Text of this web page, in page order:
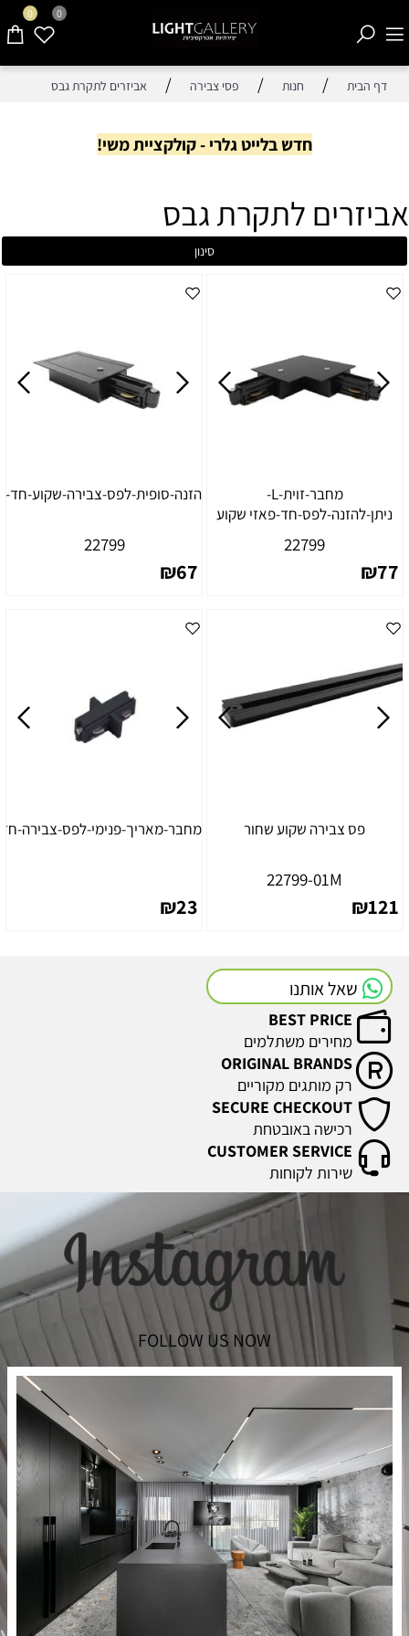
0 0
דף הבית / חנות / פסי צבירה / אביזרים לתקרת גבס
חדש בלייט גלרי - קולקציית משי!
אביזרים לתקרת גבס
סינון
מחבר-זוית-L-
ניתן-להזנה-לפס-חד-פאזי שקוע
22799
₪77
הזנה-סופית-לפס-צבירה-שקוע-חד-
22799
₪67
פס צבירה שקוע שחור
22799-01M
₪121
מחבר-מאריך-פנימי-לפס-צבירה-
₪23
שאל אותנו
מחירים משתלמים
רק מותגים מקוריים
רכישה באובטחת
שירות לקוחות
FOLLOW US NOW